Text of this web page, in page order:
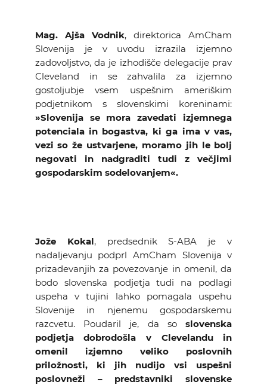
Mag. Ajša Vodnik, direktorica AmCham
Slovenija je v uvodu izrazila izjemno
zadovoljstvo, da je izhodišče delegacije prav
Cleveland in se zahvalila za izjemno
gostoljubje vsem uspešnim ameriškim
podjetnikom s slovenskimi koreninami:
»Slovenija se mora zavedati izjemnega
potenciala in bogastva, ki ga ima v vas,
vezi so že ustvarjene, moramo jih le bolj
negovati in nadgraditi tudi z večjimi
gospodarskim sodelovanjem«.
Jože Kokal, predsednik S-ABA je v
nadaljevanju podprl AmCham Slovenija v
prizadevanjih za povezovanje in omenil, da
bodo slovenska podjetja tudi na podlagi
uspeha v tujini lahko pomagala uspehu
Slovenije in njenemu gospodarskemu
razcvetu. Poudaril je, da soslovenska
podjetja dobrodošla v Clevelandu in
omenil izjemno veliko poslovnih
priložnosti, ki jih nudijo vsi uspešni
poslovneži – predstavniki slovenske